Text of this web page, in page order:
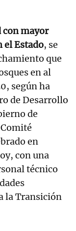
con mayor
el Estado, se
que
en al
según ha
de Desarrollo
de
en
con una
técnico
la Transición